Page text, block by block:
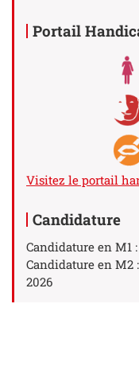
Portail
Visitez le portail
Candidature
Candidature en M1
Candidature en M2 :
2026